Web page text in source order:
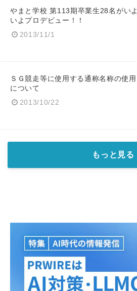
やまと学校 第113期卒業生28名がいよ
いよプロデビュー！！
2013/11/1
ＳＧ競走等に使用する通称名称の使用
について
2013/10/22
もっと見る
Japanese